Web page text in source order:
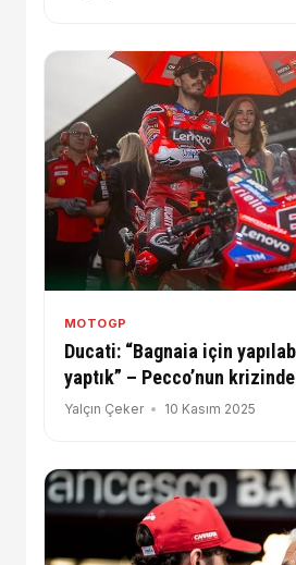
MOTOGP
Ducati: “Bagnaia için
yaptık” – Pecco’nun
bulunamıyor
Yalçın Çeker 10 Kasım 2025